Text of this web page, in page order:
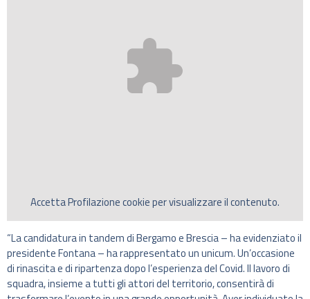
AccettaProfilazionecookie per visualizzare il contenuto.
“La candidatura in tandem di Bergamo e Brescia – ha evidenziato il
presidente Fontana – ha rappresentato un unicum. Un’occasione
di rinascita e di ripartenza dopo l’esperienza del Covid. Il lavoro di
squadra, insieme a tutti gli attori del territorio, consentirà di